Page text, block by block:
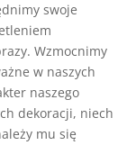
swoje
Wzmocnimy
w naszych
naszego
dekoracji, niech
mu się